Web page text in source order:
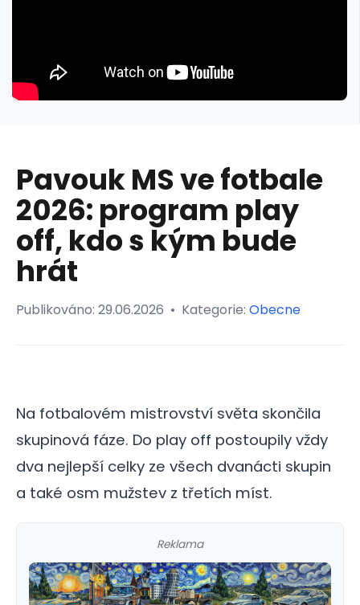
Pavouk MS ve fotbale
2026: program play
off, kdo s kým bude
hrát
Publikováno: 29.06.2026 • Kategorie: Obecne
Na fotbalovém mistrovství světa skončila
skupinová fáze. Do play off postoupily vždy
dva nejlepší celky ze všech dvanácti skupin
a také osm mužstev z třetích míst.
Reklama